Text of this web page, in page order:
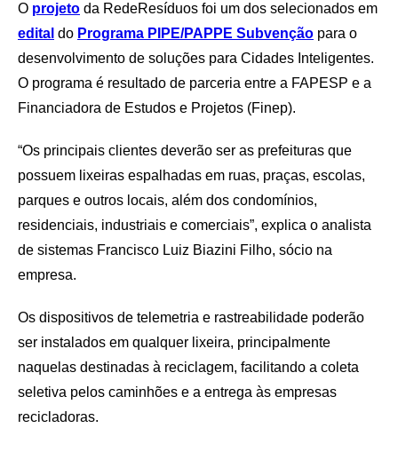
O projeto da RedeResíduos foi um dos selecionados em
edital do Programa PIPE/PAPPE Subvenção para o
desenvolvimento de soluções para Cidades Inteligentes.
O programa é resultado de parceria entre a FAPESP e a
Financiadora de Estudos e Projetos (Finep).
“Os principais clientes deverão ser as prefeituras que
possuem lixeiras espalhadas em ruas, praças, escolas,
parques e outros locais, além dos condomínios,
residenciais, industriais e comerciais”, explica o analista
de sistemas Francisco Luiz Biazini Filho, sócio na
empresa.
Os dispositivos de telemetria e rastreabilidade poderão
ser instalados em qualquer lixeira, principalmente
naquelas destinadas à reciclagem, facilitando a coleta
seletiva pelos caminhões e a entrega às empresas
recicladoras.